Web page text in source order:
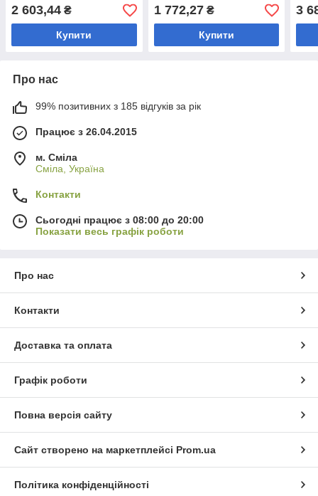
2 603,44 ₴
Купити
1 772,27₴
Купити
3
Про нас
99% позитивних з 185 відгуків за рік
Працює з 26.04.2015
м. Сміла
Сміла, Україна
Контакти
Сьогодні працює з 08:00 до 20:00
Показати весь графік роботи
Про нас
Контакти
Доставка та оплата
Графік роботи
Повна версія сайту
Сайт створено на маркетплейсі Prom.ua
Політика конфіденційності